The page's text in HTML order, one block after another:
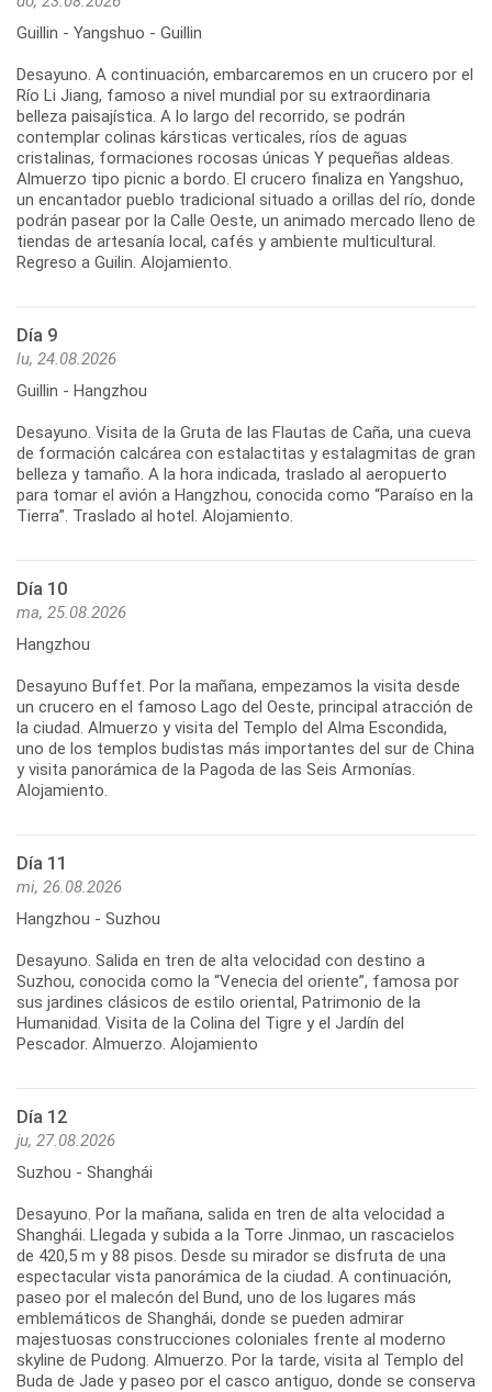
Guillin - Yangshuo - Guillin
Desayuno. A continuación, embarcaremos en un crucero por el
Río Li Jiang, famoso a nivel mundial por su extraordinaria
belleza paisajística. A lo largo del recorrido, se podrán
contemplar colinas kársticas verticales, ríos de aguas
cristalinas, formaciones rocosas únicas Y pequeñas aldeas.
Almuerzo tipo picnic a bordo. El crucero finaliza en Yangshuo,
un encantador pueblo tradicional situado a orillas del río, donde
podrán pasear por la Calle Oeste, un animado mercado lleno de
tiendas de artesanía local, cafés y ambiente multicultural.
Regreso a Guilin. Alojamiento.
Día 9
lu, 24.08.2026
Guillin - Hangzhou
Desayuno. Visita de la Gruta de las Flautas de Caña, una cueva
de formación calcárea con estalactitas y estalagmitas de gran
belleza y tamaño. A la hora indicada, traslado al aeropuerto
para tomar el avión a Hangzhou, conocida como “Paraíso en la
Día 10
ma, 25.08.2026
Hangzhou
Desayuno Buffet. Por la mañana, empezamos la visita desde
un crucero en el famoso Lago del Oeste, principal atracción de
la ciudad. Almuerzo y visita del Templo del Alma Escondida,
uno de los templos budistas más importantes del sur de China
y visita panorámica de la Pagoda de las Seis Armonías.
Día 11
mi, 26.08.2026
Hangzhou - Suzhou
Desayuno. Salida en tren de alta velocidad con destino a
Suzhou, conocida como la “Venecia del oriente”, famosa por
sus jardines clásicos de estilo oriental, Patrimonio de la
Humanidad. Visita de la Colina del Tigre y el Jardín del
Día 12
ju, 27.08.2026
Suzhou - Shanghái
Desayuno. Por la mañana, salida en tren de alta velocidad a
Shanghái. Llegada y subida a la Torre Jinmao, un rascacielos
de 420,5 m y 88 pisos. Desde su mirador se disfruta de una
espectacular vista panorámica de la ciudad. A continuación,
paseo por el malecón del Bund, uno de los lugares más
emblemáticos de Shanghái, donde se pueden admirar
majestuosas construcciones coloniales frente al moderno
skyline de Pudong. Almuerzo. Por la tarde, visita al Templo del
Buda de Jade y paseo por el casco antiguo, donde se conserva